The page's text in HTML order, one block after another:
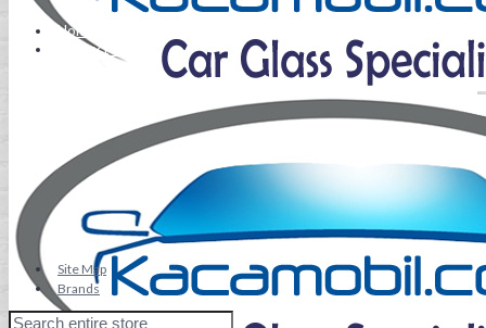
Home
Contact Us
Site Map
Brands